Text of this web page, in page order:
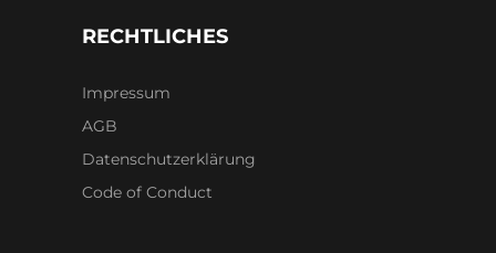
RECHTLICHES
Impressum
AGB
Datenschutzerklärung
Code of Conduct